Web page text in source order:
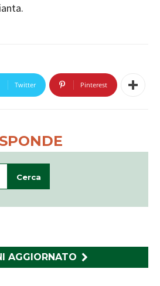
Twitter Pinterest
AGGIORNATO